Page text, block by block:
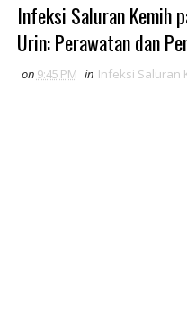
Infeksi Saluran Kemih
Urin: Perawatan dan
on 9:45 PM in Infeksi Saluran